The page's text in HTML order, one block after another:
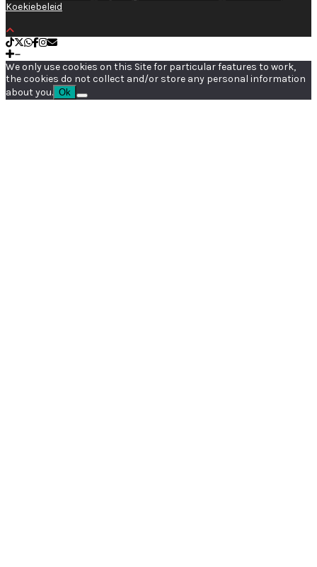
Koekiebeleid
We only use cookies on this Site for particular features to work,
the cookies do not collect and/or store any personal information
about you. Ok